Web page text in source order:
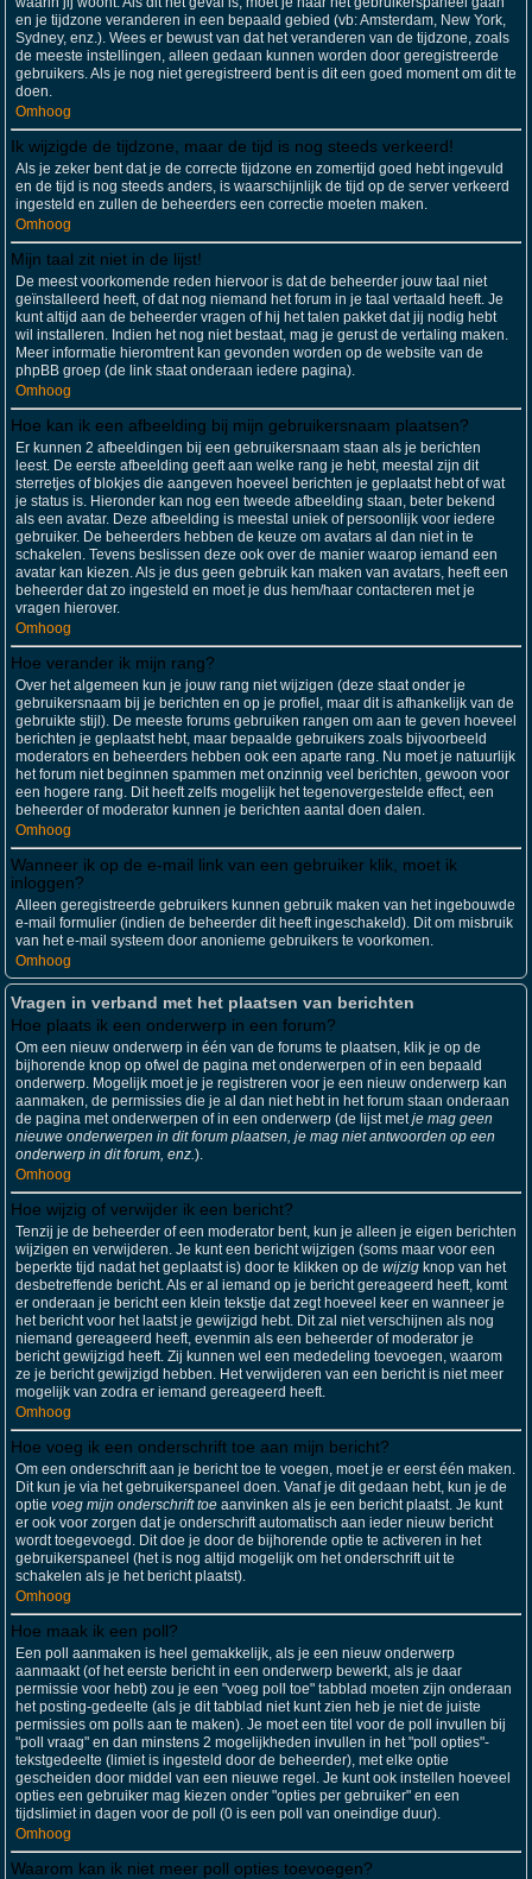
en je tijdzone veranderen in een bepaald gebied (vb: Amsterdam, New York,
Sydney, enz.). Wees er bewust van dat het veranderen van de tijdzone, zoals
de meeste instellingen, alleen gedaan kunnen worden door geregistreerde
gebruikers. Als je nog niet geregistreerd bent is dit een goed moment om dit te
doen.
Omhoog
Ik wijzigde de tijdzone, maar de tijd is nog steeds verkeerd!
Als je zeker bent dat je de correcte tijdzone en zomertijd goed hebt ingevuld
en de tijd is nog steeds anders, is waarschijnlijk de tijd op de server verkeerd
ingesteld en zullen de beheerders een correctie moeten maken.
Omhoog
Mijn taal zit niet in de lijst!
De meest voorkomende reden hiervoor is dat de beheerder jouw taal niet
geïnstalleerd heeft, of dat nog niemand het forum in je taal vertaald heeft. Je
kunt altijd aan de beheerder vragen of hij het talen pakket dat jij nodig hebt
wil installeren. Indien het nog niet bestaat, mag je gerust de vertaling maken.
Meer informatie hieromtrent kan gevonden worden op de website van de
phpBB groep (de link staat onderaan iedere pagina).
Omhoog
Hoe kan ik een afbeelding bij mijn gebruikersnaam plaatsen?
Er kunnen 2 afbeeldingen bij een gebruikersnaam staan als je berichten
leest. De eerste afbeelding geeft aan welke rang je hebt, meestal zijn dit
sterretjes of blokjes die aangeven hoeveel berichten je geplaatst hebt of wat
je status is. Hieronder kan nog een tweede afbeelding staan, beter bekend
als een avatar. Deze afbeelding is meestal uniek of persoonlijk voor iedere
gebruiker. De beheerders hebben de keuze om avatars al dan niet in te
schakelen. Tevens beslissen deze ook over de manier waarop iemand een
avatar kan kiezen. Als je dus geen gebruik kan maken van avatars, heeft een
beheerder dat zo ingesteld en moet je dus hem/haar contacteren met je
vragen hierover.
Omhoog
Hoe verander ik mijn rang?
Over het algemeen kun je jouw rang niet wijzigen (deze staat onder je
gebruikersnaam bij je berichten en op je profiel, maar dit is afhankelijk van de
gebruikte stijl). De meeste forums gebruiken rangen om aan te geven hoeveel
berichten je geplaatst hebt, maar bepaalde gebruikers zoals bijvoorbeeld
moderators en beheerders hebben ook een aparte rang. Nu moet je natuurlijk
het forum niet beginnen spammen met onzinnig veel berichten, gewoon voor
een hogere rang. Dit heeft zelfs mogelijk het tegenovergestelde effect, een
beheerder of moderator kunnen je berichten aantal doen dalen.
Omhoog
Wanneer ik op de e-mail link van een gebruiker klik, moet ik
inloggen?
Alleen geregistreerde gebruikers kunnen gebruik maken van het ingebouwde
e-mail formulier (indien de beheerder dit heeft ingeschakeld). Dit om misbruik
van het e-mail systeem door anonieme gebruikers te voorkomen.
Omhoog
Vragen in verband met het plaatsen van berichten
Hoe plaats ik een onderwerp in een forum?
Om een nieuw onderwerp in één van de forums te plaatsen, klik je op de
bijhorende knop op ofwel de pagina met onderwerpen of in een bepaald
onderwerp. Mogelijk moet je je registreren voor je een nieuw onderwerp kan
aanmaken, de permissies die je al dan niet hebt in het forum staan onderaan
de pagina met onderwerpen of in een onderwerp (de lijst metje mag geen
nieuwe onderwerpen in dit forum plaatsen, je mag niet antwoorden op een
onderwerp in dit forum, enz.).
Omhoog
Hoe wijzig of verwijder ik een bericht?
Tenzij je de beheerder of een moderator bent, kun je alleen je eigen berichten
wijzigen en verwijderen. Je kunt een bericht wijzigen (soms maar voor een
beperkte tijd nadat het geplaatst is) door te klikken op de wijzig knop van het
desbetreffende bericht. Als er al iemand op je bericht gereageerd heeft, komt
er onderaan je bericht een klein tekstje dat zegt hoeveel keer en wanneer je
het bericht voor het laatst je gewijzigd hebt. Dit zal niet verschijnen als nog
niemand gereageerd heeft, evenmin als een beheerder of moderator je
bericht gewijzigd heeft. Zij kunnen wel een mededeling toevoegen, waarom
ze je bericht gewijzigd hebben. Het verwijderen van een bericht is niet meer
mogelijk van zodra er iemand gereageerd heeft.
Omhoog
Hoe voeg ik een onderschrift toe aan mijn bericht?
Om een onderschrift aan je bericht toe te voegen, moet je er eerst één maken.
Dit kun je via het gebruikerspaneel doen. Vanaf je dit gedaan hebt, kun je de
optie voeg mijn onderschrift toe aanvinken als je een bericht plaatst. Je kunt
er ook voor zorgen dat je onderschrift automatisch aan ieder nieuw bericht
wordt toegevoegd. Dit doe je door de bijhorende optie te activeren in het
gebruikerspaneel (het is nog altijd mogelijk om het onderschrift uit te
schakelen als je het bericht plaatst).
Omhoog
Hoe maak ik een poll?
Een poll aanmaken is heel gemakkelijk, als je een nieuw onderwerp
aanmaakt (of het eerste bericht in een onderwerp bewerkt, als je daar
permissie voor hebt) zou je een "voeg poll toe" tabblad moeten zijn onderaan
het posting-gedeelte (als je dit tabblad niet kunt zien heb je niet de juiste
permissies om polls aan te maken). Je moet een titel voor de poll invullen bij
"poll vraag" en dan minstens 2 mogelijkheden invullen in het "poll opties"-
tekstgedeelte (limiet is ingesteld door de beheerder), met elke optie
gescheiden door middel van een nieuwe regel. Je kunt ook instellen hoeveel
opties een gebruiker mag kiezen onder "opties per gebruiker" en een
tijdslimiet in dagen voor de poll (0 is een poll van oneindige duur).
Omhoog
Waarom kan ik niet meer poll opties toevoegen?